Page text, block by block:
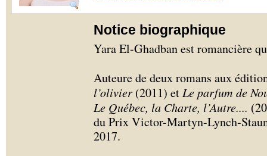
Notice biographique
Yara El-Ghadban est romancière
Auteure de deux romans aux
l’olivier(2011) et Le parfum de
Le Québec, la Charte, l’Autre....
du Prix Victor-Martyn-Lynch-
2017.